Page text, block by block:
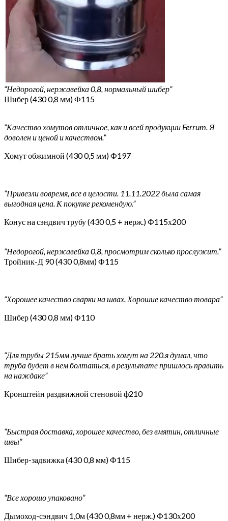
“Недорогой, нержавейка 0,8, нормальный шибер”
Шибер (430 0,8 мм) Ф115
“Качество хомутов отличное, как и всей продукции Ferrum. Я
доволен и ценой и качеством.”
Хомут обжимной (430 0,5 мм) Ф197
“Привезли вовремя, все в целости. 11.11.2022 была самая
выгодная цена. К покупке рекомендую.”
Конус на сэндвич трубу (430 0,5 + нерж.) Ф115х200
“Недорогой, нержавейка 0,8, просмотрим сколько прослужит.”
Тройник-Д 90 (430 0,8мм) Ф115
“Хорошее качество сварки на швах. Хорошие качество товара”
Шибер (430 0,8 мм) Ф110
“Для трубы 215мм лучше брать хомут на 220.я думал, что
труба будет в нем болтаться, в результате пришлось править
на наждаке”
Кронштейн раздвижной стеновой ф210
“Быстрая доставка, хорошее качество, без вмятин, отличные
швы”
Шибер-задвижка (430 0,8 мм) Ф115
“Все хорошо упаковано”
Дымоход-сэндвич 1,0м (430 0,8мм + нерж.) Ф130х200